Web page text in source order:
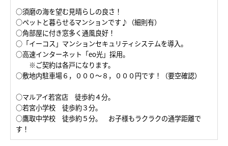
○須磨の海を望む見晴らしの良さ！
○ペットと暮らせるマンションです♪（細則有）
○角部屋に付き窓多く通風良好！
○「イーコス」マンションセキュリティシステムを導入。
○高速インターネット「eo光」採用。
※ご契約は各戸になります。
○敷地内駐車場６，０００～８，０００円です！（要空確認）
○マルアイ若宮店 徒歩約４分。
○若宮小学校 徒歩約３分。
○鷹取中学校 徒歩約５分。 お子様もラクラクの通学距離で
す！